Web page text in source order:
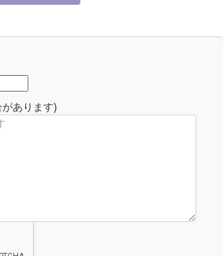
あります)